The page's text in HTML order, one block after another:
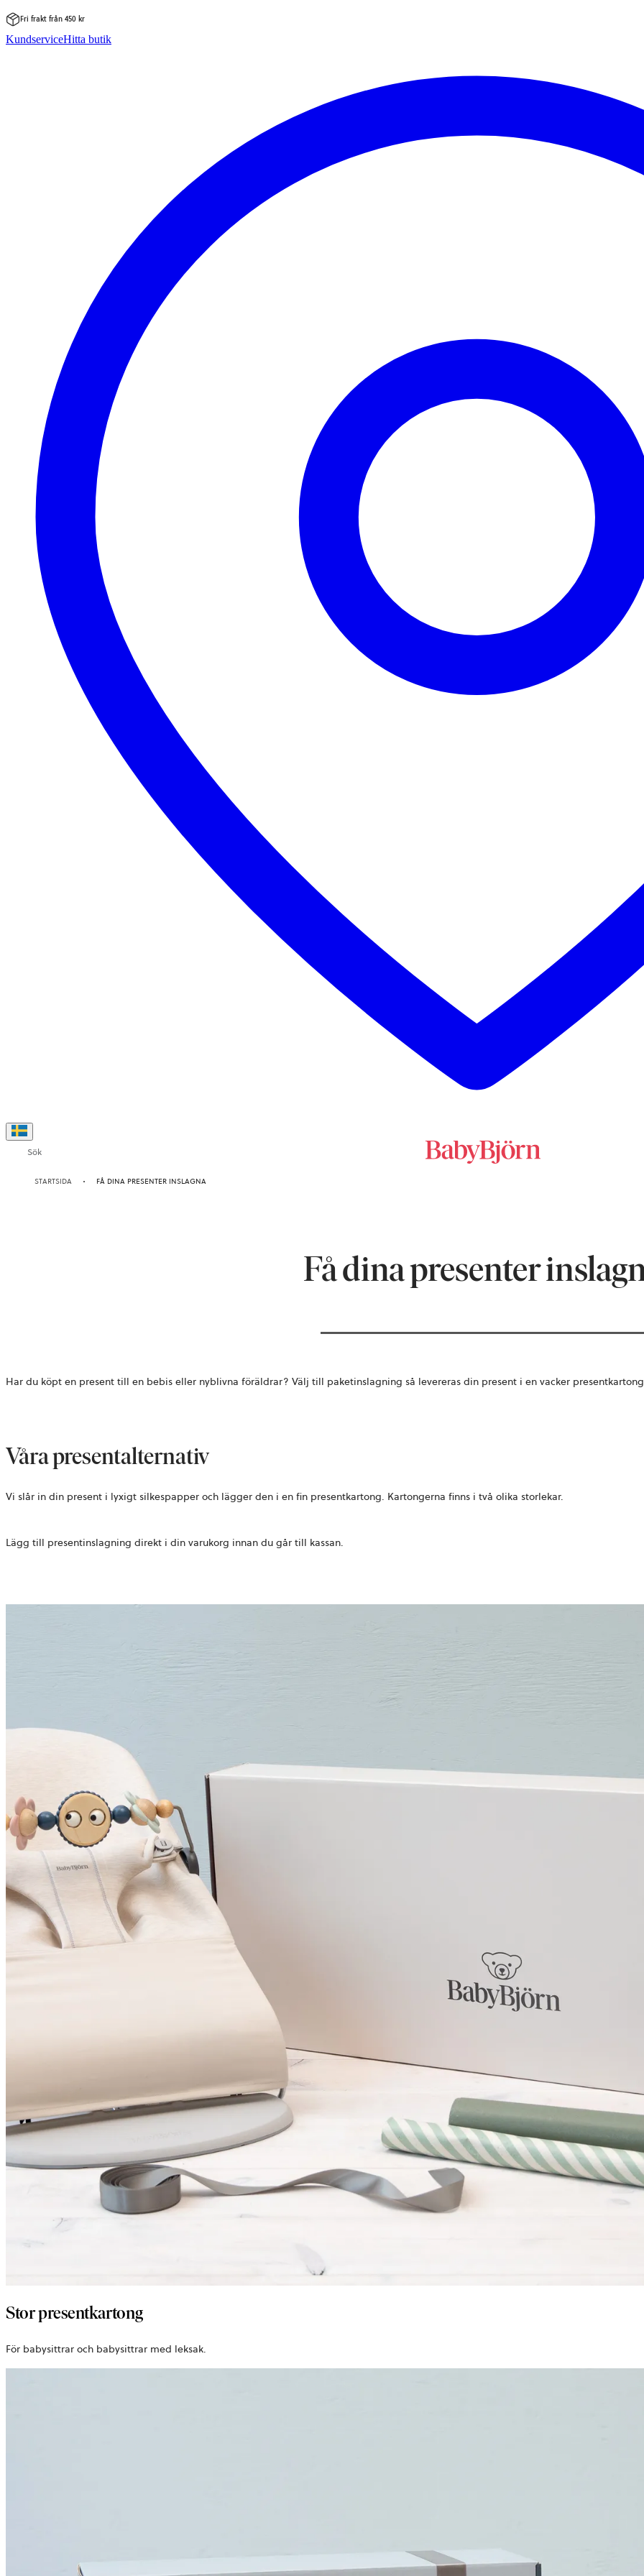
till
Fri frakt från 450 kr
KundserviceHitta butik
Sök
STARTSIDA FÅ DINA PRESENTER INSLAGNA
Få dina presenter
Har du köpt en present till en bebis eller nyblivna föräldrar? Välj till paketinslagning så levereras din present i en vacker
Våra presentalternativ
Vi slår in din present i lyxigt silkespapper och lägger den i en fin presentkartong. Kartongerna finns i två olika storlekar.
Lägg till presentinslagning direkt i din varukorg innan du går till kassan.
Stor presentkartong
För babysittrar och babysittrar med leksak.